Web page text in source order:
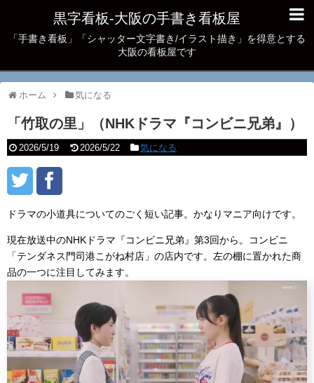
黒字看板‐大阪の手書き看板屋
「手書き看板」「シャッター文字書き/イラスト描き」を得意とする
大阪の看板屋です
ホーム 気になる
「竹取の里」（NHKドラマ『コンビニ兄弟』）
2026/5/19 2026/5/22 気になる
ドラマの小道具についてのごく短い記事。かなりマニア向けです。
現在放送中のNHKドラマ『コンビニ兄弟』第3回から。コンビニ
「テンダネス門司港こがね村店」の店内です。左の棚に置かれた商
品の一つに注目してみます。